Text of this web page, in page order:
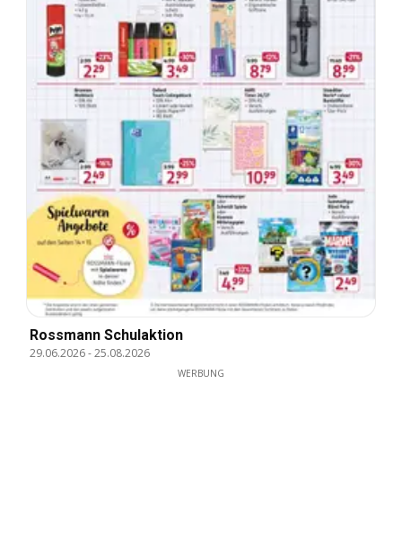
Rossmann Schulaktion
29.06.2026-25.08.2026
WERBUNG